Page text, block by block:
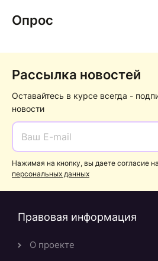
Опрос
Рассылка новостей
Оставайтесь в курсе всегда -
новости
Нажимая на кнопку, вы даете согласие
персональных данных
Правовая информация
О проекте